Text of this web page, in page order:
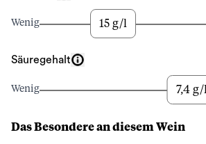
Wenig 15 g/l
Säuregehalt
Wenig 7,4 g/l
Das Besondere an diesem Wein